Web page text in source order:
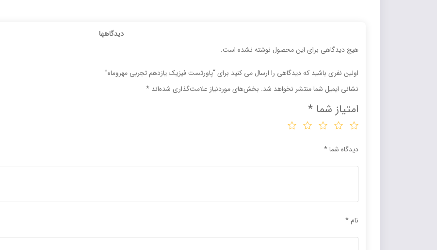
دیدگاهها
هیچ دیدگاهی برای این محصول نوشته نشده است.
اولین نفری باشید که دیدگاهی را ارسال می کنید برای “پاورتست فیزیک یازدهم تجربی مهروماه”
نشانی ایمیل شما منتشر نخواهد شد. بخش‌های موردنیاز علامت‌گذاری شده‌اند *
امتیاز شما *
دیدگاه شما*
نام*